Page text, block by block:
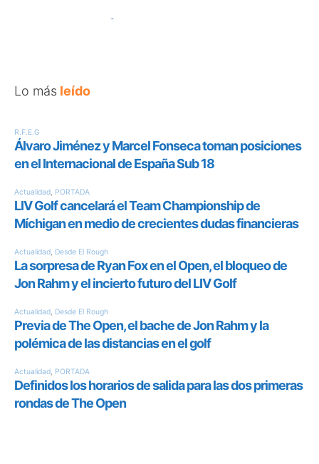
Lo más leído